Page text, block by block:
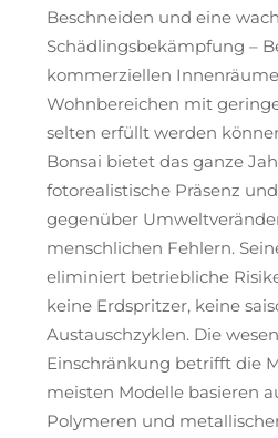
Beschneiden und eine
Schädlingsbekämpfung –
kommerziellen
Wohnbereichen mit
selten erfüllt werden
Bonsai bietet das ganze
fotorealistische Präsenz
gegenüber
menschlichen Fehlern.
eliminiert betriebliche
keine Erdspritzer, keine
Austauschzyklen. Die
Einschränkung betrifft die
meisten Modelle basieren
Polymeren und